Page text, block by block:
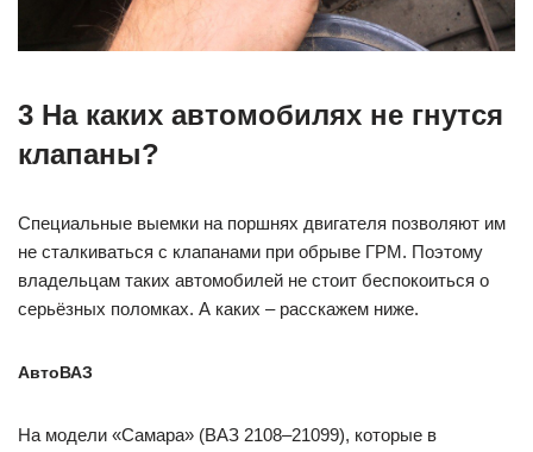
3 На каких автомобилях не гнутся
клапаны?
Специальные выемки на поршнях двигателя позволяют им
не сталкиваться с клапанами при обрыве ГРМ. Поэтому
владельцам таких автомобилей не стоит беспокоиться о
серьёзных поломках. А каких – расскажем ниже.
АвтоВАЗ
На модели «Самара» (ВАЗ 2108–21099), которые в